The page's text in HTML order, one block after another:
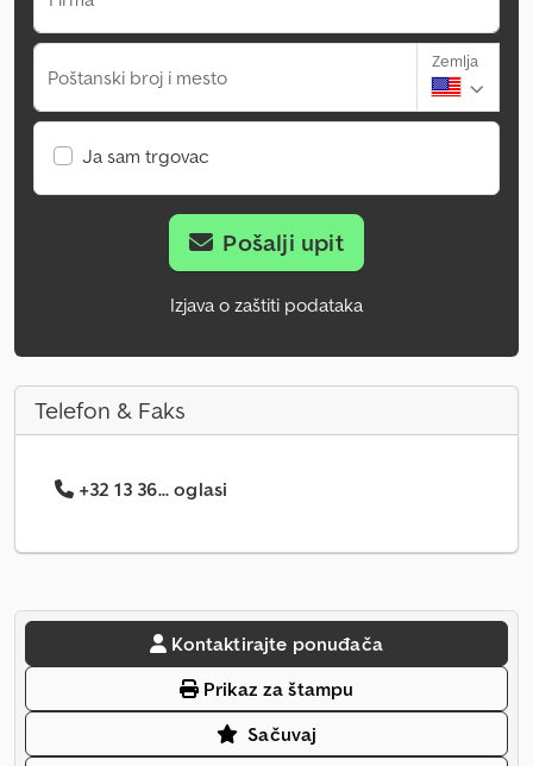
Poštanski broj i mesto
Zemlja
Ja sam trgovac
Pošalji upit
Izjava o zaštiti podataka
Telefon & Faks
+32 13 36... oglasi
Kontaktirajte ponuđača
Prikaz za štampu
Sačuvaj